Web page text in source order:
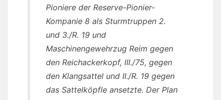
Pioniere der Reserve-Pionier-
Kompanie 8 als Sturmtruppen 2.
und 3./R. 19 und
Maschinengewehrzug Reim gegen
den Reichackerkopf, III./75, gegen
den Klangsattel und II./R. 19 gegen
das Sattelköpfle ansetzte. Der Plan